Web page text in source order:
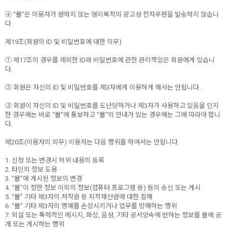
④ “몰”은 이용자가 원하지 않는 영리목적의 광고성 전자우편을 발송하지 않습니
다.
제19조(회원의 ID 및 비밀번호에 대한 의무)
① 제17조의 경우를 제외한 ID와 비밀번호에 관한 관리책임은 회원에게 있습니
다.
② 회원은 자신의 ID 및 비밀번호를 제3자에게 이용하게 해서는 안됩니다.
③ 회원이 자신의 ID 및 비밀번호를 도난당하거나 제3자가 사용하고 있음을 인지
한 경우에는 바로 “몰”에 통보하고 “몰”의 안내가 있는 경우에는 그에 따라야 합니
다.
제20조(이용자의 의무) 이용자는 다음 행위를 하여서는 안됩니다.
1. 신청 또는 변경시 허위 내용의 등록
2. 타인의 정보 도용
3. “몰”에 게시된 정보의 변경
4. “몰”이 정한 정보 이외의 정보(컴퓨터 프로그램 등) 등의 송신 또는 게시
5. “몰” 기타 제3자의 저작권 등 지적재산권에 대한 침해
6. “몰” 기타 제3자의 명예를 손상시키거나 업무를 방해하는 행위
7. 외설 또는 폭력적인 메시지, 화상, 음성, 기타 공서양속에 반하는 정보를 몰에 공
개 또는 게시하는 행위